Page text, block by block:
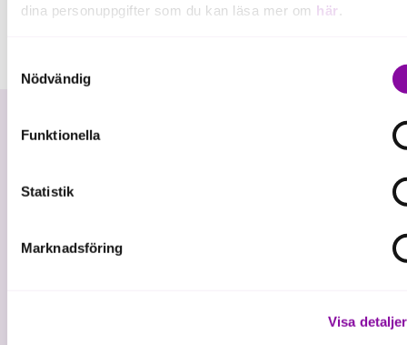
dina personuppgifter som du kan läsa mer om här .
delning av information enligt ovan, inte att ske, förutom för
som är nödvändiga för att hemsidan ska fungera se mer
Nödvändig
Funktionella
Statistik
Marknadsföring
Visa detaljer
Vi investerar i hållbar tillväxt